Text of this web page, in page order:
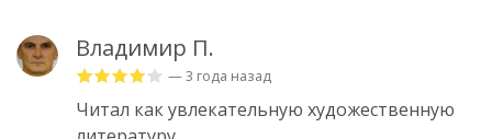
Владимир П.
— 3 года назад
Читал как увлекательную художественную